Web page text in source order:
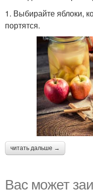
1. Выбирайте яблоки,
портятся.
читать дальше →
Вас может